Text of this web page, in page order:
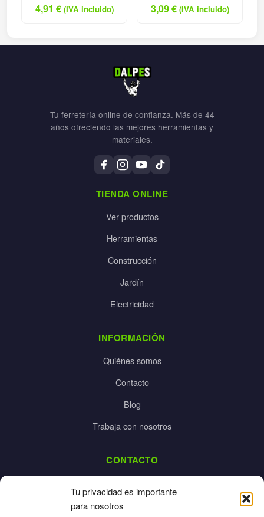
Tu privacidad es importante
para nosotros
4,91 € (IVA incluido) 3,09€ (IVA incluido)
Tu ferretería online de confianza. Más de 44
años ofreciendo las mejores herramientas y
materiales.
TIENDA ONLINE
Ver productos
Herramientas
Construcción
Jardín
Electricidad
INFORMACIÓN
Quiénes somos
Contacto
Blog
Trabaja con nosotros
CONTACTO
925 532 213